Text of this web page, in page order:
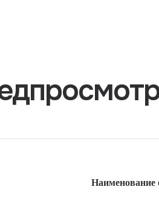
Наименование